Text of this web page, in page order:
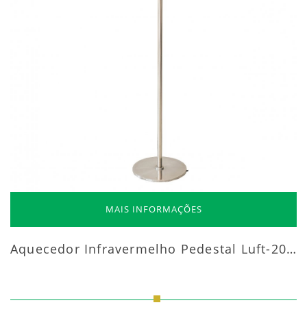
MAIS INFORMAÇÕES
Aquecedor Infravermelho Pedestal Luft-20000